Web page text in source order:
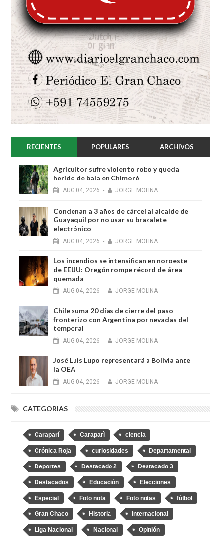
RECIENTES POPULARES ARCHIVOS
Agricultor sufre violento robo y queda
herido de bala en Chimoré
AUG 04, 2026 - JORGE MOLINA
Condenan a 3 años de cárcel al alcalde de
Guayaquil por no usar su brazalete
electrónico
AUG 04, 2026 - JORGE MOLINA
Los incendios se intensifican en noroeste
de EEUU: Oregón rompe récord de área
quemada
AUG 04, 2026 - JORGE MOLINA
Chile suma 20 días de cierre del paso
fronterizo con Argentina por nevadas del
temporal
AUG 04, 2026 - JORGE MOLINA
José Luis Lupo representará a Bolivia ante
la OEA
AUG 04, 2026 - JORGE MOLINA
CATEGORIAS
Caraparí Caraparì ciencia
Crónica Roja curiosidades Departamental
Deportes Destacado 2 Destacado 3
Destacados Educación Elecciones
Especial Foto nota Foto notas fútbol
Gran Chaco Historia Internacional
Liga Nacional Nacional Opinión